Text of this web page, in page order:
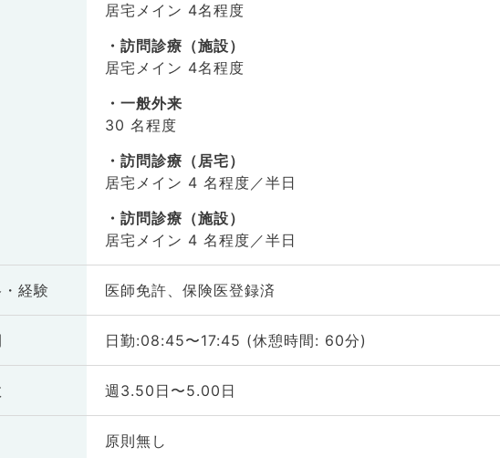
居宅メイン 4名程度
訪問診療（施設）
居宅メイン 4名程度
一般外来
30 名程度
訪問診療（居宅）
居宅メイン 4 名程度／半日
訪問診療（施設）
居宅メイン 4 名程度／半日
経験 医師免許、保険医登録済
日勤:08:45〜17:45 (休憩時間: 60分)
週3.50日〜5.00日
原則無し